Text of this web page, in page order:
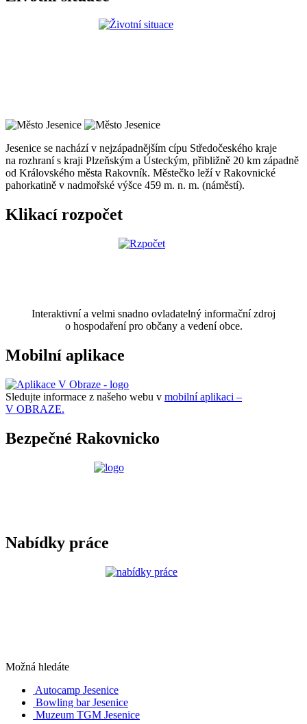
Jesenice se nachází v nejzápadnějším cípu Středočeského kraje
na rozhraní s kraji Plzeňským a Ústeckým, přibližně 20 km západně
od Královského města Rakovník. Městečko leží v Rakovnické
pahorkatině v nadmořské výšce 459 m. n. m. (náměstí).
Klikací rozpočet
Interaktivní a velmi snadno ovladatelný informační zdroj
o hospodaření pro občany a vedení obce.
Mobilní aplikace
Sledujte informace z našeho webu v mobilní aplikaci –
V OBRAZE.
Bezpečné Rakovnicko
Nabídky práce
Možná hledáte
Autocamp Jesenice
Bowling bar Jesenice
Muzeum TGM Jesenice